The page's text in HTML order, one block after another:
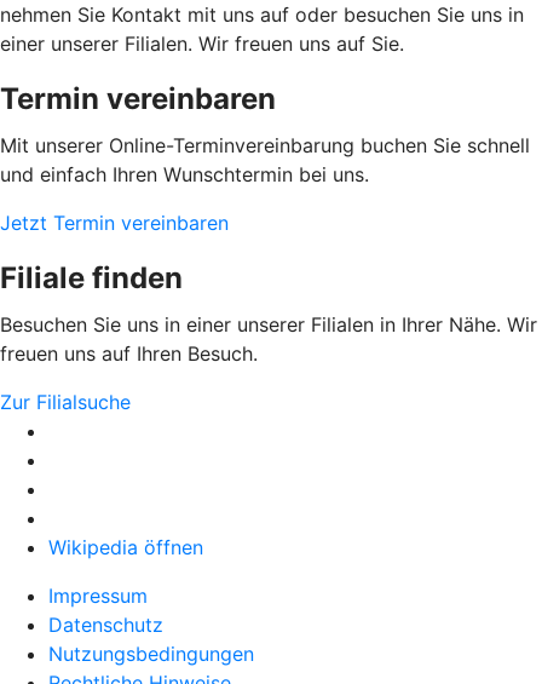
nehmen Sie Kontakt mit uns auf oder besuchen Sie uns in
einer unserer Filialen. Wir freuen uns auf Sie.
Termin vereinbaren
Mit unserer Online-Terminvereinbarung buchen Sie schnell
und einfach Ihren Wunschtermin bei uns.
Jetzt Termin vereinbaren
Filiale finden
Besuchen Sie uns in einer unserer Filialen in Ihrer Nähe. Wir
freuen uns auf Ihren Besuch.
Zur Filialsuche
Wikipedia öffnen
Impressum
Datenschutz
Nutzungsbedingungen